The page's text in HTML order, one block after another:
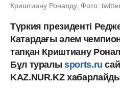
Криштиану Роналду. Фото:
Түркия президенті
Катардағы әлем
тапқан Криштиану
Бұл туралыsports.ru
KAZ.NUR.KZ